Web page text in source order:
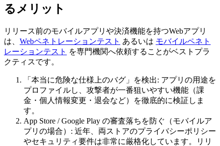
るメリット
リリース前のモバイルアプリや決済機能を持つWebアプリ
は、 Webペネトレーションテスト あるいは モバイルペネト
レーションテスト を専門機関へ依頼することがベストプラ
クティスです。
「本当に危険な仕様上のバグ」を検出: アプリの用途を
プロファイルし、攻撃者が一番狙いやすい機能（課
金・個人情報変更・退会など）を徹底的に検証しま
す。
App Store / Google Play の審査落ちを防ぐ（モバイルア
プリの場合）: 近年、両ストアのプライバシーポリシー
やセキュリティ要件は非常に厳格化しています。リリ